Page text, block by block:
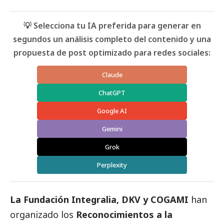
💡 Selecciona tu IA preferida para generar en
segundos un análisis completo del contenido y una
propuesta de post optimizado para redes sociales:
Claude
ChatGPT
Google AI
Gemini
Grok
Perplexity
La Fundación Integralia, DKV y COGAMI han
organizado los Reconocimientos a la